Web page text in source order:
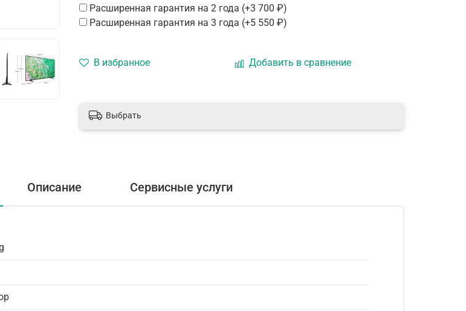
В избранное Добавить в сравнение
Расширенная гарантия на 2 года (+3 700 ₽)
Расширенная гарантия на 3 года (+5 550 ₽)
Выбрать
Описание Сервисные услуги